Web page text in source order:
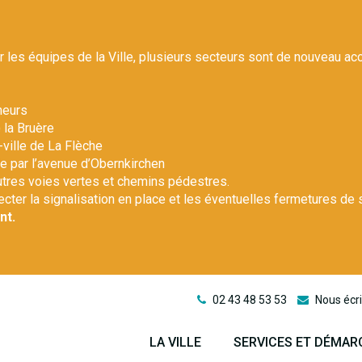
équipes de la Ville, plusieurs secteurs sont de nouveau
Bruère
de La Flèche
l’avenue d’Obernkirchen
voies vertes et chemins pédestres.
la signalisation en place et les éventuelles fermetures de
02 43 48 53 53 Nous
LA VILLE SERVICES ET